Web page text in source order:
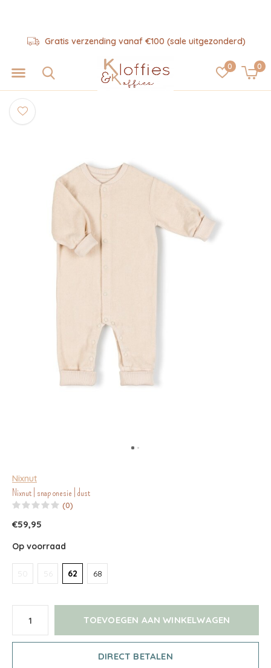
0 0
Gratis verzending vanaf €100 (sale uitgezonderd)
Nixnut
Nixnut | snap onesie | dust
(0)
€59,95
Op voorraad
50 56 62 68
TOEVOEGEN AAN WINKELWAGEN
DIRECT BETALEN